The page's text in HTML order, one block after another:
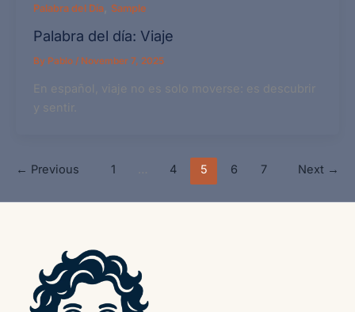
Palabra del Día, Sample
Palabra del día: Viaje
By Pablo / November 7, 2025
En español, viaje no es solo moverse: es descubrir
y sentir.
← Previous 1 … 4 5 6 7 Next →